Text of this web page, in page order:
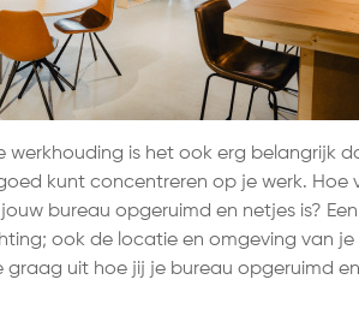
werkhouding is het ook erg belangrijk
kunt concentreren op je werk. Hoe
bureau opgeruimd en netjes is?
ook de locatie en omgeving van
graag uit hoe jij je bureau opgeruimd